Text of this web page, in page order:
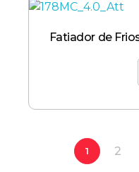
Fatiador de
1 2